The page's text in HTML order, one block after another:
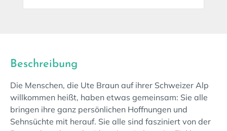
Beschreibung
Die Menschen, die Ute Braun auf ihrer Schweizer Alp
willkommen heißt, haben etwas gemeinsam: Sie alle
bringen ihre ganz persönlichen Hoffnungen und
Sehnsüchte mit herauf. Sie alle sind fasziniert von der